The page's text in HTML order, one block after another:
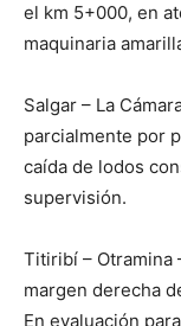
el km 5+000, en
maquinaria
Salgar – La
parcialmente por
caída de lodos
supervisión.
Titiribí – Otramina
margen derecha
En evaluación